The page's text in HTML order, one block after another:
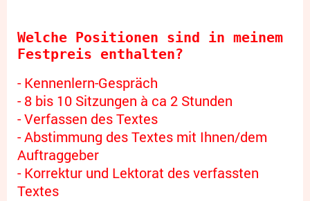
Welche Positionen sind in meinem
Festpreis enthalten?
- Kennenlern-Gespräch
- 8 bis 10 Sitzungen à ca 2 Stunden
- Verfassen des Textes
- Abstimmung des Textes mit Ihnen/dem
Auftraggeber
- Korrektur und Lektorat des verfassten
Textes